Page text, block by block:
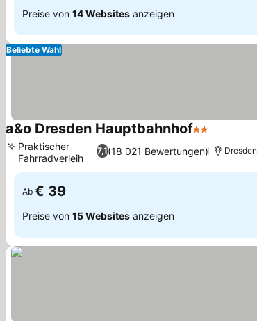
Preise von 14 Websites anzeigen
Beliebte Wahl
a&o Dresden Hauptbahnhof2 Sterne
7,1(18 021 Bewertungen)
Praktischer
Fahrradverleih
Dresden
Ab € 39
Preise von 15 Websites anzeigen